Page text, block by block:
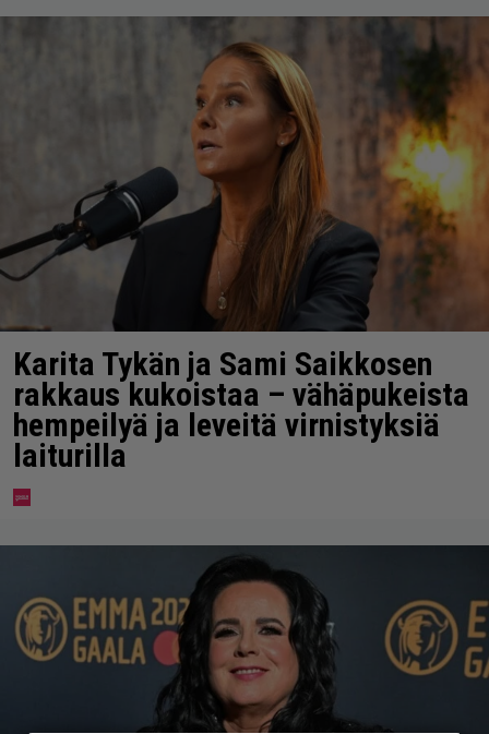
Karita Tykän ja Sami Saikkosen
rakkaus kukoistaa – vähäpukeista
hempeilyä ja leveitä virnistyksiä
laiturilla